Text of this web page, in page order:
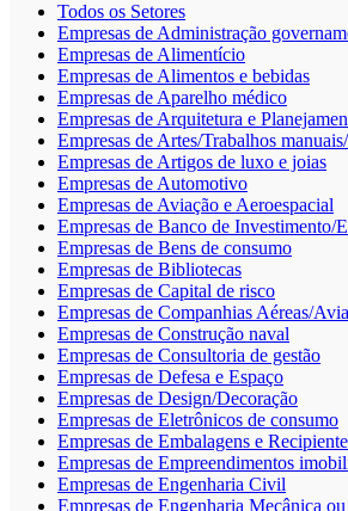
Todos os Setores
Empresas de Administração
Empresas de Alimentício
Empresas de Alimentos e bebidas
Empresas de Aparelho médico
Empresas de Arquitetura e
Empresas de Artes/Trabalhos
Empresas de Artigos de luxo e joias
Empresas de Automotivo
Empresas de Aviação e Aeroespacial
Empresas de Banco de Investimento/
Empresas de Bens de consumo
Empresas de Bibliotecas
Empresas de Capital de risco
Empresas de Companhias Aéreas/
Empresas de Construção naval
Empresas de Consultoria de gestão
Empresas de Defesa e Espaço
Empresas de Design/Decoração
Empresas de Eletrônicos de consumo
Empresas de Embalagens e
Empresas de Empreendimentos
Empresas de Engenharia Civil
Empresas de Engenharia Mecânica